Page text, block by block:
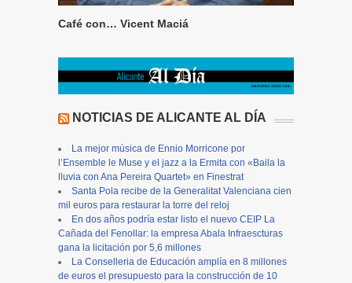
Café con… Vicent Maciá
NOTICIAS DE ALICANTE AL DÍA
La mejor música de Ennio Morricone por
l’Ensemble le Muse y el jazz a la Ermita con «Baila la
lluvia con Ana Pereira Quartet» en Finestrat
Santa Pola recibe de la Generalitat Valenciana cien
mil euros para restaurar la torre del reloj
En dos años podría estar listo el nuevo CEIP La
Cañada del Fenollar: la empresa Abala Infraescturas
gana la licitación por 5,6 millones
La Conselleria de Educación amplía en 8 millones
de euros el presupuesto para la construcción de 10